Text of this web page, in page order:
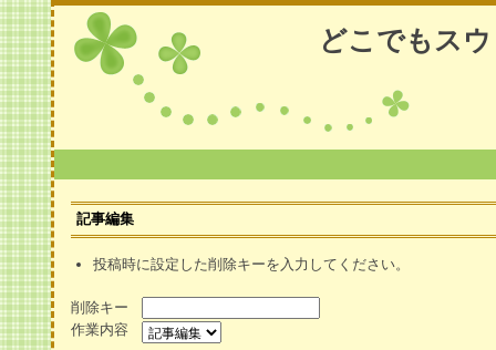
どこでもス
記事編集
投稿時に設定した削除キーを入力してください。
削除キー
作業内容